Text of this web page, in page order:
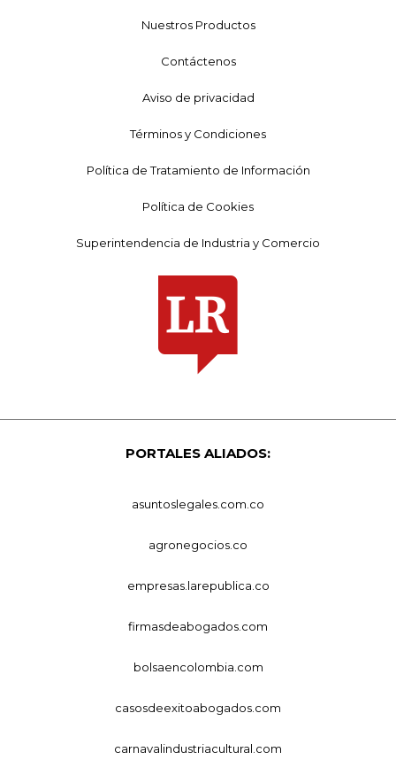
Nuestros Productos
Contáctenos
Aviso de privacidad
Términos y Condiciones
Política de Tratamiento de Información
Política de Cookies
Superintendencia de Industria y Comercio
PORTALES ALIADOS:
asuntoslegales.com.co
agronegocios.co
empresas.larepublica.co
firmasdeabogados.com
bolsaencolombia.com
casosdeexitoabogados.com
carnavalindustriacultural.com